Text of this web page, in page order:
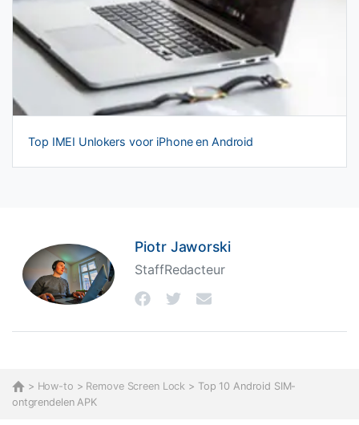
Top IMEI Unlokers voor iPhone en Android
Piotr Jaworski
StaffRedacteur
> How-to > Remove Screen Lock > Top 10 Android SIM-
ontgrendelen APK